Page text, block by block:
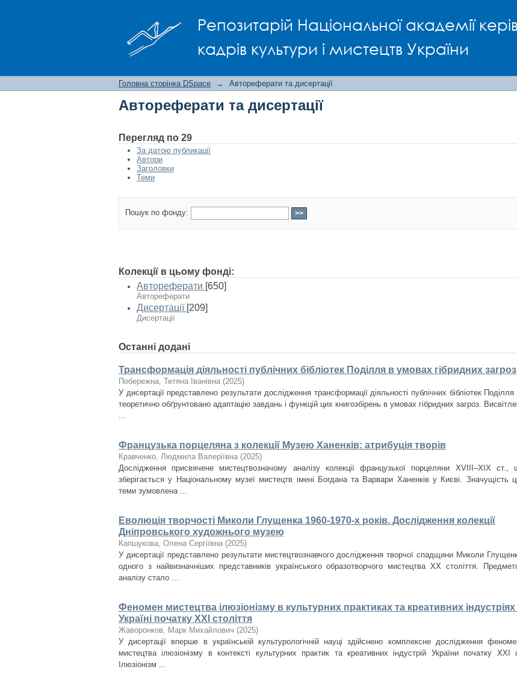
Репозитарій Національної академії
кадрів культури і мистецтв України
Головна сторінка DSpace → Автореферати та дисертації
Автореферати та дисертації
Перегляд по 29
За датою публикації
Автори
Заголовки
Теми
Пошук по фонду:
Колекції в цьому фонді:
Автореферати [650]
Автореферати
Дисертації [209]
Дисертації
Останні додані
Трансформація діяльності публічних бібліотек Поділля в умовах гібридних загроз
Побережна, Тетяна Іванівна (2025)
У дисертації представлено результати дослідження трансформації діяльності публічних бібліотек Поділля
теоретично обґрунтовано адаптацію завдань і функцій цих книгозбірень в умовах гібридних загроз.
...
Французька порцеляна з колекції Музею Ханенків: атрибуція творів
Кравченко, Людмила Валеріївна (2025)
Дослідження присвячене мистецтвозначому аналізу колекції французької порцеляни XVIII–XIX ст.,
зберігається у Національному музеї мистецтв імені Богдана та Варвари Ханенків у Києві. Значущість
теми зумовлена ...
Еволюція творчості Миколи Глущенка 1960-1970-х років. Дослідження колекції
Дніпровського художнього музею
Капшукова, Олена Сергіївна (2025)
У дисертації представлено результати мистецтвознавчого дослідження творчої спадщини Миколи
одного з найвизначніших представників українського образотворчого мистецтва ХХ століття.
аналізу стало ...
Феномен мистецтва ілюзіонізму в культурних практиках та креативних
Україні початку ХХІ століття
Жаворонков, Марк Михайлович (2025)
У дисертації вперше в українській культурологічній науці здійснено комплексне дослідження
мистецтва ілюзіонізму в контексті культурних практик та креативних індустрій України початку ХХІ
Ілюзіонізм ...